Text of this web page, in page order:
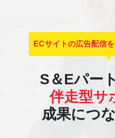
ECサイトの広告配信
S＆Eパー
伴走型サ
成果につ